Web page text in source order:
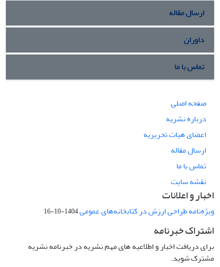
ارسال مقاله
داوران
تماس با ما
صفحه اصلی
درباره نشریه
اعضای هیات تحریریه
ارسال مقاله
تماس با ما
نقشه سایت
اخبار و اعلانات
ویژه‌نامه طراحی ارزش در کتابخانه‌های عمومی1404-10-16
اشتراک خبرنامه
برای دریافت اخبار و اطلاعیه های مهم نشریه در خبرنامه نشریه
مشترک شوید.